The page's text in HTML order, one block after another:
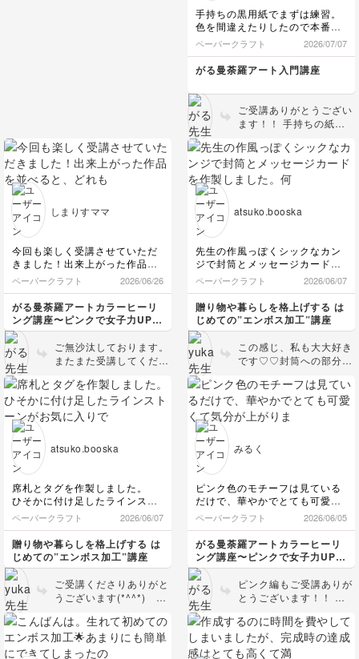
手持ちの黒用紙でまずは練習。
色を間違えたりしたので本番は
慎重にしなくては。
ペーパークラフト 2026/07/07
がる曼荼羅アート入門講座
ご受講ありがとうござい
ます！！ 手持ちの紙に
るん石が美しく輝いてま
す💚✨
しまりすママ
今回も楽しく受講させていただ
きました！出来上がった作品を
並べると、どれも違った雰囲気
で、曼荼羅の魅力がたくさん詰
まっていて圧巻です！！ありが
とうございました！
ペーパークラフト 2026/06/26
がる曼荼羅アートカラーヒーリ
ング講座〜ピンクで女子力UPし
幸福感を〜
ご無沙汰しております。
またまた受講してくださ
ルーに引き続きピンクま
でありがとうございます
🩷 とても圧巻です
に描かれているからこそ
atsuko.booska
先生の作風っぽくシックなカン
ジで封筒とメッセージカードを
作製しました。
何度見ても素敵…( *´艸｀)♥️
ペーパークラフト 2026/06/07
贈り物や暮らしを格上げする は
じめての”エンボス加工”講座
この感じ、私も大大好き
です♡♡封筒への部分エ
イレポ、ありがとうござ
います💕
atsuko.booska
席札とタグを作製しました。
ひそかに付け足したラインスト
ーンがお気に入りです( *´艸｀)♥️
ペーパークラフト 2026/06/07
贈り物や暮らしを格上げする は
じめての”エンボス加工”講座
ご受講くださりありがと
うございます(*^^*) 作
♡♡ワンポイントのライ
ンストーンがあるだけで
華やかになりますね✨️
みるく
ピンク色のモチーフは見ている
だけで、華やかでとても可愛く
て気分が上がります。
同じ曼荼羅アートでも色合いに
よって印象も変わり作成する事
がとても楽しいです！
ペーパークラフト 2026/06/05
がる曼荼羅アートカラーヒーリ
ング講座〜ピンクで女子力UPし
幸福感を〜
ピンク編もご受講ありが
とうございます！！ 楽
です🩷 蓮の花の図案は
とくに細かいですが、
細部まで美しく描けてい